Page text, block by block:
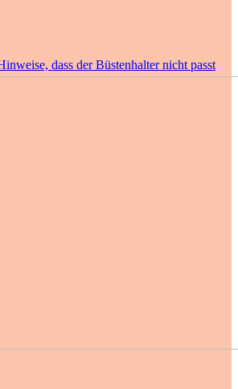
dass der Büstenhalter nicht passt